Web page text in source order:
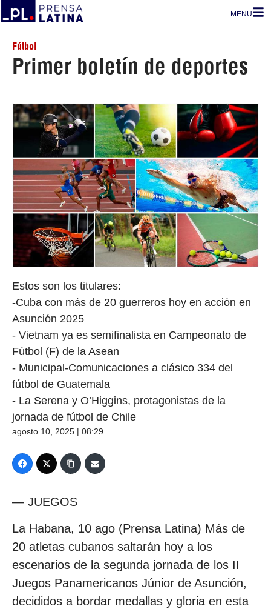
MENU
Fútbol
Primer boletín de deportes
Estos son los titulares:
-Cuba con más de 20 guerreros hoy en acción en
Asunción 2025
- Vietnam ya es semifinalista en Campeonato de
Fútbol (F) de la Asean
- Municipal-Comunicaciones a clásico 334 del
fútbol de Guatemala
- La Serena y O’Higgins, protagonistas de la
jornada de fútbol de Chile
agosto 10, 2025 | 08:29
— JUEGOS
La Habana, 10 ago (Prensa Latina) Más de
20 atletas cubanos saltarán hoy a los
escenarios de la segunda jornada de los II
Juegos Panamericanos Júnior de Asunción,
decididos a bordar medallas y gloria en esta